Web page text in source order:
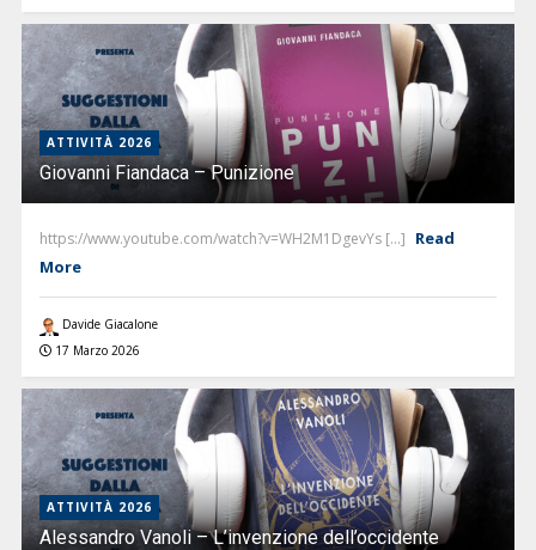
ATTIVITÀ 2026
Giovanni Fiandaca – Punizione
https://www.youtube.com/watch?v=WH2M1DgevYs [...] Read
More
Davide Giacalone
17 Marzo 2026
ATTIVITÀ 2026
Alessandro Vanoli – L’invenzione dell’occidente